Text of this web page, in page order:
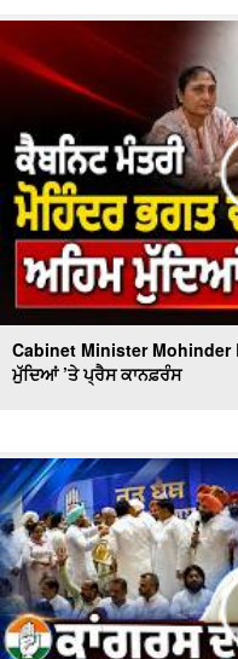
Cabinet Minister
ਮੁੱਦਿਆਂ ’ਤੇ ਪ੍ਰੈਸ ਕਾਨਫ਼ਰੰਸ